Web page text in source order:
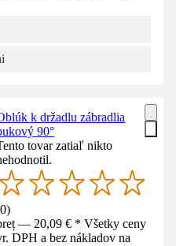
k držadlu zábradlia
90°
tovar zatiaľ nikto
0)
— 20,09 € * Všetky ceny
DPH a bez nákladov na